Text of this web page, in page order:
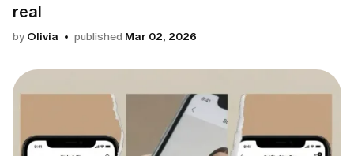
real
by Olivia published Mar 02, 2026